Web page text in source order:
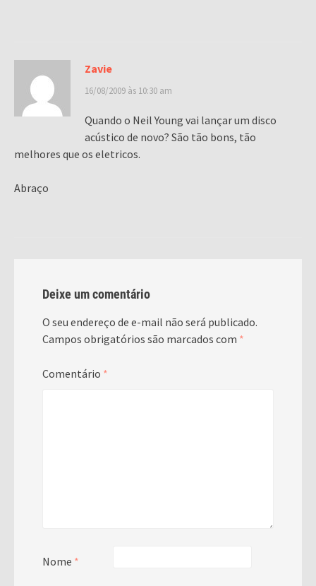
Zavie
16/08/2009 às 10:30 am
Quando o Neil Young vai lançar um disco
acústico de novo? São tão bons, tão
melhores que os eletricos.
Abraço
Deixe um comentário
O seu endereço de e-mail não será publicado.
Campos obrigatórios são marcados com *
Comentário *
Nome *